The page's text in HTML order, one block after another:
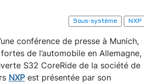
Sous-système
NXP
conférence de presse à Munich,
de l’automobile en Allemagne,
S32 CoreRide de la société de
NXP est présentée par son